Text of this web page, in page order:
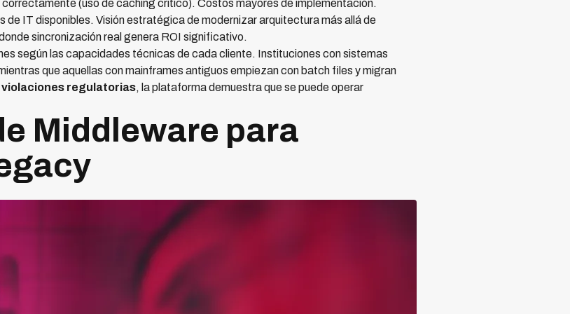
(uso de caching crítico). Costos mayores de implementación.
de IT disponibles. Visión estratégica de modernizar arquitectura más allá de
sincronización real genera ROI significativo.
según las capacidades técnicas de cada cliente. Instituciones con sistemas
que aquellas con mainframes antiguos empiezan con batch files y migran
violaciones regulatorias, la plataforma demuestra que se puede operar
Middleware para